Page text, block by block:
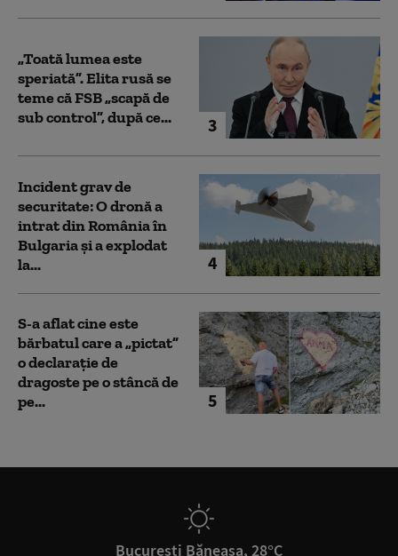
3
„Toată lumea este
speriată”. Elita rusă se
teme că FSB „scapă de
sub control”, după ce...
4
Incident grav de
securitate: O dronă a
intrat din România în
Bulgaria şi a explodat
la...
5
S-a aflat cine este
bărbatul care a „pictat”
o declarație de
dragoste pe o stâncă de
pe...
București Băneasa, 28°C